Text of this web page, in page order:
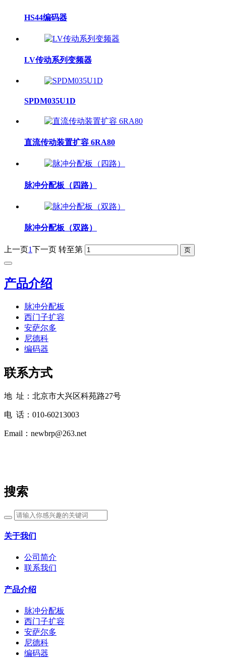
HS44编码器
LV传动系列变频器
SPDM035U1D
直流传动装置扩容 6RA80
脉冲分配板（四路）
脉冲分配板（双路）
上一页 1 下一页 转至第
产品介绍
脉冲分配板
西门子扩容
安萨尔多
尼德科
编码器
联系方式
地 址：北京市大兴区科苑路27号
电 话：010-60213003
Email：newbrp@263.net
搜索
关于我们
公司简介
联系我们
产品介绍
脉冲分配板
西门子扩容
安萨尔多
尼德科
编码器